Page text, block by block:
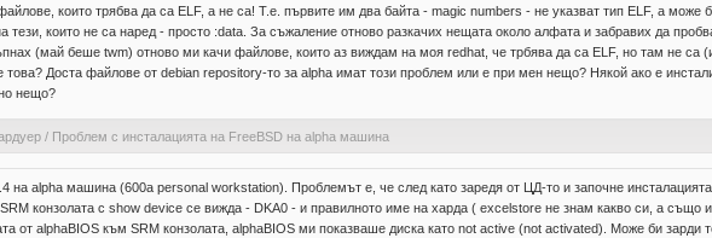
които трябва да са ELF, а не са! T.е. първите им два байта - magic numbers - не указват тип ELF, а
тези, които не са наред - просто :data. За съжаление отново разкачих нещата около алфата и забравих да
(май беше twm) отново ми качи файлове, които аз виждам на моя redhat, че трбява да са ELF, но там не са
Доста файлове от debian repository-то за alpha имат този проблем или е при мен нещо? Някой ако е
нещо?
/ Проблем с инсталацията на FreeBSD на alpha машина
на alpha машина (600a personal workstation). Проблемът е, че след като заредя от ЦД-то и започне
конзолата с show device се вижда - DKA0 - и правилното име на харда ( excelstore не знам какво си, а също
от alphaBIOS към SRM конзолата, alphaBIOS ми показваше диска като not active (not activated). Може би зарди